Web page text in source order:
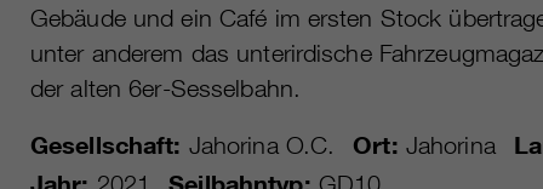
Gebäude und ein Café im ersten Stock
unter anderem das unterirdische
der alten 6er-Sesselbahn.
Gesellschaft: Jahorina O.C. Ort: Jahorina